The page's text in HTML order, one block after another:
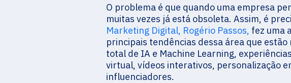
O problema é que quando uma empresa
muitas vezes já está obsoleta. Assim, é
Marketing Digital, Rogério Passos, fez uma
principais tendências dessa área que
total de IA e Machine Learning,
virtual, vídeos interativos, personalização
influenciadores.